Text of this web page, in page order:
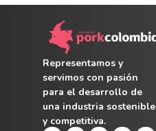
Representamos y
servimos con pasión
para el desarrollo de
una industria sostenible
y competitiva.